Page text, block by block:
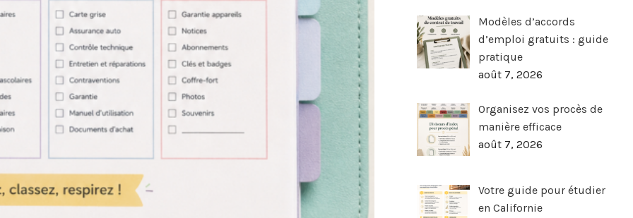
Modèles d’accords
d’emploi gratuits : guide
pratique
août 7, 2026
Organisez vos procès de
manière efficace
août 7, 2026
Votre guide pour étudier
en Californie